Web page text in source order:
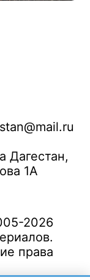
Дагестан,
1А
2026
права